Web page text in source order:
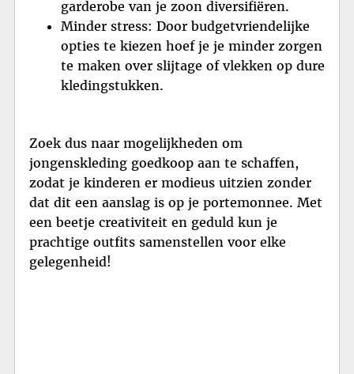
garderobe van je zoon diversifiëren.
Minder stress: Door budgetvriendelijke
opties te kiezen hoef je je minder zorgen
te maken over slijtage of vlekken op dure
kledingstukken.
Zoek dus naar mogelijkheden om
jongenskleding goedkoop aan te schaffen,
zodat je kinderen er modieus uitzien zonder
dat dit een aanslag is op je portemonnee. Met
een beetje creativiteit en geduld kun je
prachtige outfits samenstellen voor elke
gelegenheid!